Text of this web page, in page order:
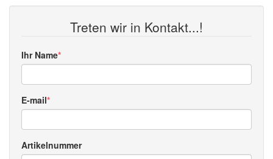
Treten wir in Kontakt...!
Ihr Name
E-mail
Artikelnummer